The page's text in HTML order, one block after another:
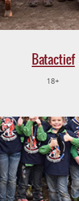
Batactief
18+